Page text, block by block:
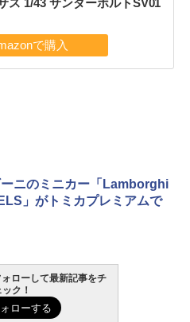
ス 1/43 サンダーボルトSV01
ニのミニカー「Lamborghi
」がトミカプレミアムで
ローして最新記事をチ
ック！